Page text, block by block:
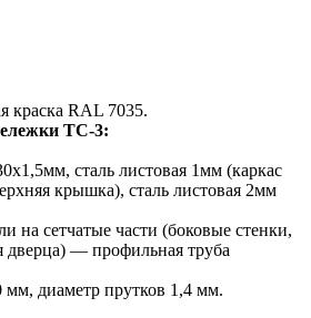
краска RAL 7035.
ТС-3:
сталь листовая 1мм (каркас
крышка), сталь листовая 2мм
на сетчатые части (боковые стенки,
дверца) — профильная труба
мм, диаметр прутков 1,4 мм.